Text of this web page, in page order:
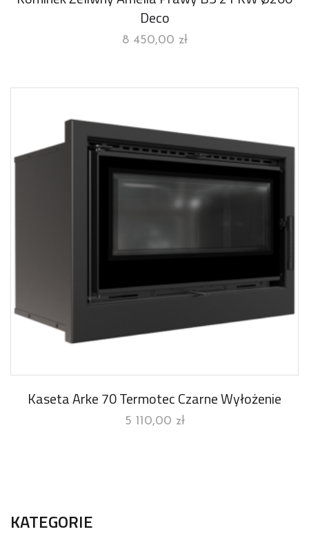
Deco
8 450,00 zł
Kaseta Arke 70 Termotec Czarne Wyłożenie
5 110,00 zł
KATEGORIE